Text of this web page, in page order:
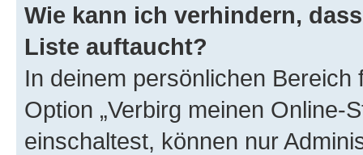
Wie kann ich verhindern,
Liste auftaucht?
In deinem persönlichen
Option „Verbirg meinen Online-
einschaltest, können nur